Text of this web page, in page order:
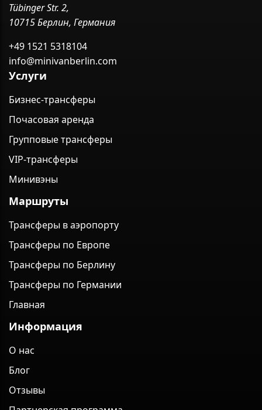
Tübinger Str. 2,
10715 Берлин, Германия
+49 1521 5318104
info@minivanberlin.com
Услуги
Бизнес-трансферы
Почасовая аренда
Групповые трансферы
VIP-трансферы
Минивэны
Маршруты
Трансферы в аэропорту
Трансферы по Европе
Трансферы по Берлину
Трансферы по Германии
Главная
Информация
О нас
Блог
Отзывы